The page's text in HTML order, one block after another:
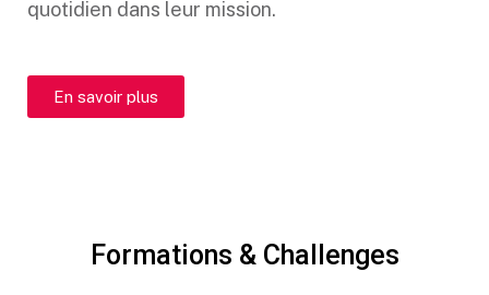
quotidien dans leur mission.
En savoir plus
Formations & Challenges